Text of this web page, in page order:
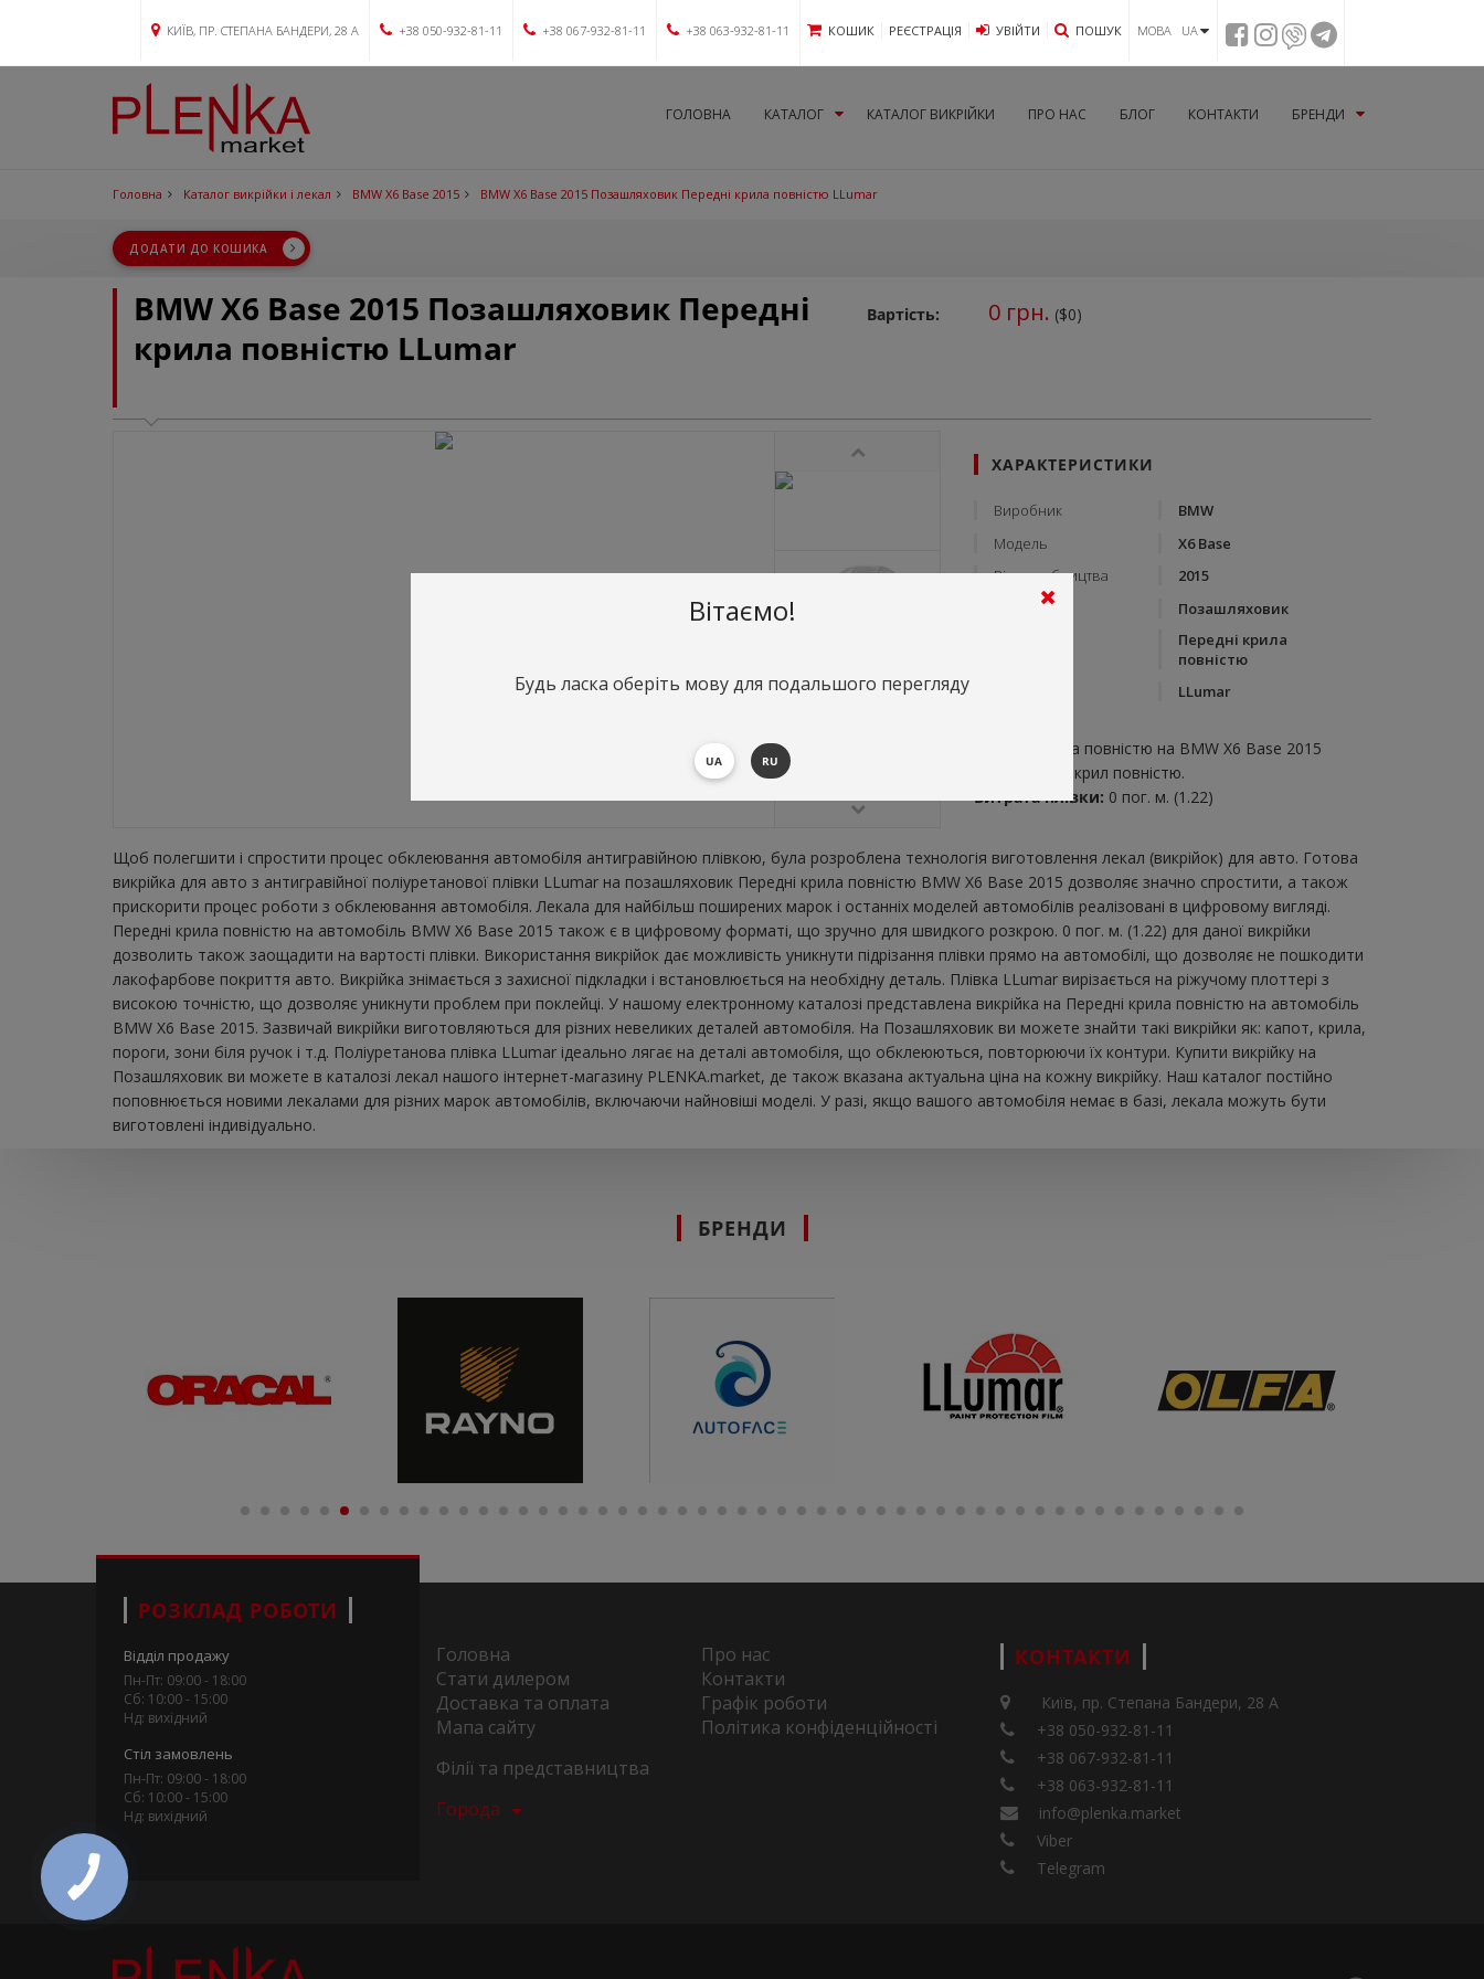
КИЇВ, ПР. СТЕПАНА БАНДЕРИ, 28 А +38 050-932-81-11 +38 067-932-81-11 +38 063-932-81-11 КОШИК РЕЄСТРАЦІЯ УВIЙТИ ПОШУК МОВА UA
ГОЛОВНА КАТАЛОГ КАТАЛОГ ВИКРІЙКИ ПРО НАС БЛОГ КОНТАКТИ БРЕНДИ
Головна Каталог викрійки і лекал BMW X6 Base 2015 BMW X6 Base 2015 Позашляховик Передні крила повністю LLumar
ДОДАТИ ДО КОШИКА
BMW X6 Base 2015 Позашляховик Передні
крила повністю LLumar
Вартість: 0грн. ($0)
ХАРАКТЕРИСТИКИ
Виробник
BMW
Модель
X6 Base
Рік виробництва
2015
Тип кузову
Позашляховик
Передні крила
повністю
LLumar
Передні крила повністю на BMW X6 Base 2015
Викрійка для крил повністю.
Витрата плівки: 0 пог. м. (1.22)
Щоб полегшити і спростити процес обклеювання автомобіля антигравійною плівкою, була розроблена технологія виготовлення лекал (викрійок) для авто. Готова
викрійка для авто з антигравійної поліуретанової плівки LLumar на позашляховик Передні крила повністю BMW X6 Base 2015 дозволяє значно спростити, а також
прискорити процес роботи з обклеювання автомобіля. Лекала для найбільш поширених марок і останніх моделей автомобілів реалізовані в цифровому вигляді.
Передні крила повністю на автомобіль BMW X6 Base 2015 також є в цифровому форматі, що зручно для швидкого розкрою. 0 пог. м. (1.22) для даної викрійки
дозволить також заощадити на вартості плівки. Використання викрійок дає можливість уникнути підрізання плівки прямо на автомобілі, що дозволяє не пошкодити
лакофарбове покриття авто. Викрійка знімається з захисної підкладки і встановлюється на необхідну деталь. Плівка LLumar вирізається на ріжучому плоттері з
високою точністю, що дозволяє уникнути проблем при поклейці. У нашому електронному каталозі представлена ​​викрійка на Передні крила повністю на автомобіль
BMW X6 Base 2015. Зазвичай викрійки виготовляються для різних невеликих деталей автомобіля. На Позашляховик ви можете знайти такі викрійки як: капот, крила,
пороги, зони біля ручок і т.д. Поліуретанова плівка LLumar ідеально лягає на деталі автомобіля, що обклеюються, повторюючи їх контури. Купити викрійку на
Позашляховик ви можете в каталозі лекал нашого інтернет-магазину PLENKA.market, де також вказана актуальна ціна на кожну викрійку. Наш каталог постійно
поповнюється новими лекалами для різних марок автомобілів, включаючи найновіші моделі. У разі, якщо вашого автомобіля немає в базі, лекала можуть бути
виготовлені індивідуально.
БРЕНДИ
РОЗКЛАД РОБОТИ
Відділ продажу
Пн-Пт: 09:00 - 18:00
Сб: 10:00 - 15:00
Нд: вихідний
Стіл замовлень
Пн-Пт: 09:00 - 18:00
Сб: 10:00 - 15:00
Нд: вихідний
Головна
Про нас
Стати дилером
Контакти
Доставка та оплата
Графік роботи
Мапа сайту
Політика конфіденційності
Філії та представництва
Города
КОНТАКТИ
Київ, пр. Степана Бандери, 28 А
+38 050-932-81-11
+38 067-932-81-11
+38 063-932-81-11
info@plenka.market
Viber
Telegram
Вітаємо!
Будь ласка оберіть мову для подальшого перегляду
UA RU